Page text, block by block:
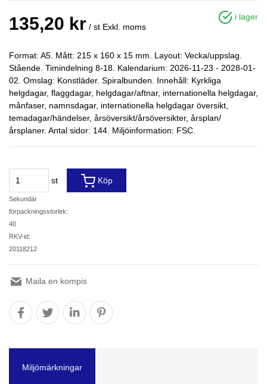
135,20 kr / st Exkl. moms
i lager
Format: A5. Mått: 215 x 160 x 15 mm. Layout: Vecka/uppslag.
Stående. Timindelning 8-18. Kalendarium: 2026-11-23 - 2028-01-
02. Omslag: Konstläder. Spiralbunden. Innehåll: Kyrkliga
helgdagar, flaggdagar, helgdagar/aftnar, internationella helgdagar,
månfaser, namnsdagar, internationella helgdagar översikt,
temadagar/händelser, årsöversikt/årsöversikter, årsplan/
årsplaner. Antal sidor: 144. Miljöinformation: FSC.
st
Sekundär
förpackningsstorlek:
40
RKV-id:
20118212
Köp
Maila en kompis
Miljömärkningar